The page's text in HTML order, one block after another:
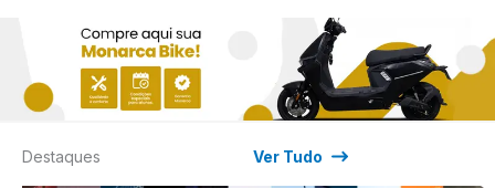
Destaques Ver Tudo